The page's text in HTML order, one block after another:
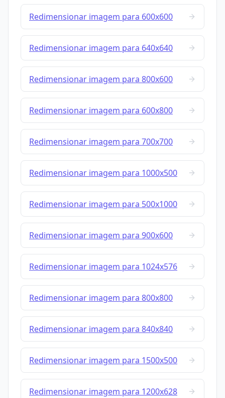
Redimensionar imagem para 600x600
Redimensionar imagem para 640x640
Redimensionar imagem para 800x600
Redimensionar imagem para 600x800
Redimensionar imagem para 700x700
Redimensionar imagem para 1000x500
Redimensionar imagem para 500x1000
Redimensionar imagem para 900x600
Redimensionar imagem para 1024x576
Redimensionar imagem para 800x800
Redimensionar imagem para 840x840
Redimensionar imagem para 1500x500
Redimensionar imagem para 1200x628